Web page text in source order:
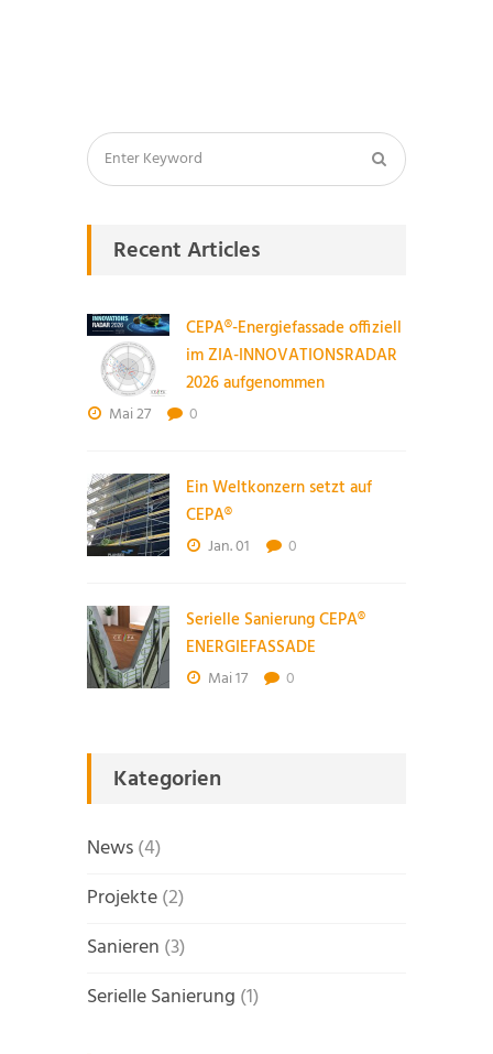
Recent Articles
CEPA®-Energiefassade offiziell
im ZIA-INNOVATIONSRADAR
2026 aufgenommen
Mai 27 0
Ein Weltkonzern setzt auf
CEPA®
Jan. 01 0
Serielle Sanierung CEPA®
ENERGIEFASSADE
Mai 17 0
Kategorien
News(4)
Projekte(2)
Sanieren (3)
Serielle Sanierung (1)